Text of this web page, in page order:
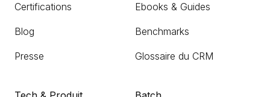
Certifications
Blog
Presse
Ebooks & Guides
Benchmarks
Glossaire du CRM